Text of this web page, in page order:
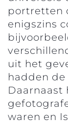
portretten
enigszins
uit het
hadden
Daarnaast
waren en